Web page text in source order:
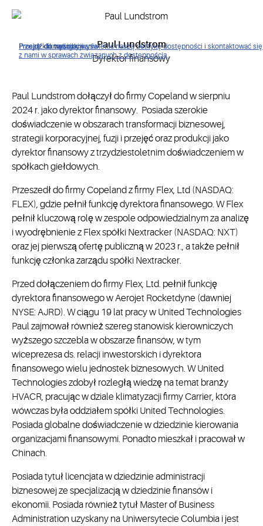
Proszę kliknąć, aby wyświetlić naszą politykę dostępności i skontaktować się
z nami w sprawach związanych z dostępnością.
Przejdź do nawigacji
Przejdź do treści
Przejdź do wyszukiwaniaPaul Lundstrom
Dyrektor finansowy
Paul Lundstrom dołączył do firmy Copeland w sierpniu
2024 r. jako dyrektor finansowy. Posiada szerokie
doświadczenie w obszarach transformacji biznesowej,
strategii korporacyjnej, fuzji i przejęć oraz produkcji jako
dyrektor finansowy z trzydziestoletnim doświadczeniem w
spółkach giełdowych.
Przeszedł do firmy Copeland z firmy Flex, Ltd (NASDAQ:
FLEX), gdzie pełnił funkcję dyrektora finansowego. W Flex
pełnił kluczową rolę w zespole odpowiedzialnym za analizę
i wyodrębnienie z Flex spółki Nextracker (NASDAQ: NXT)
oraz jej pierwszą ofertę publiczną w 2023 r., a także pełnił
funkcję członka zarządu spółki Nextracker.
Przed dołączeniem do firmy Flex, Ltd. pełnił funkcję
dyrektora finansowego w Aerojet Rocketdyne (dawniej
NYSE: AJRD). W ciągu 19 lat pracy w United Technologies
Paul zajmował również szereg stanowisk kierowniczych
wyższego szczebla w obszarze finansów, w tym
wiceprezesa ds. relacji inwestorskich i dyrektora
finansowego wielu jednostek biznesowych. W United
Technologies zdobył rozległą wiedzę na temat branży
HVACR, pracując w dziale klimatyzacji firmy Carrier, która
wówczas była oddziałem spółki United Technologies.
Posiada globalne doświadczenie w dziedzinie kierowania
organizacjami finansowymi. Ponadto mieszkał i pracował w
Chinach.
Posiada tytuł licencjata w dziedzinie administracji
biznesowej ze specjalizacją w dziedzinie finansów i
ekonomii. Posiada również tytuł Master of Business
Administration uzyskany na Uniwersytecie Columbia i jest